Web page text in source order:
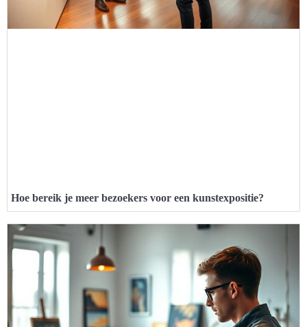
Hoe bereik je meer bezoekers voor een kunstexpositie?